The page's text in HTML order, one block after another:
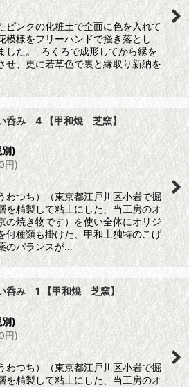
ピンクの化粧土で全面に色を入れて
模様をフリーハンドで掻き落とし
した。 ろくろで成形してから縁を
せ、更に若草色で裏と縁取り新納を
呑み 4 【甲和焼 芝窯】
別)
円)
わつち）（東京都江戸川区小岩で掘
を精製して粘土にした、当工房のオ
の焼き物です）を使い全体にオリジ
何種類も掛けた、甲和土独特のこげ
のバランスが…
呑み 1 【甲和焼 芝窯】
別)
円)
わつち）（東京都江戸川区小岩で掘
を精製して粘土にした、当工房のオ